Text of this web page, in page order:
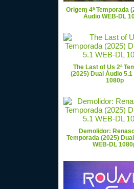
Origem 4ª Temporada
Áudio WEB-DL
The Last of Us 2ª
(2025) Dual Áudio 5.1
1080p
Demolidor:
Temporada (2025)
WEB-DL